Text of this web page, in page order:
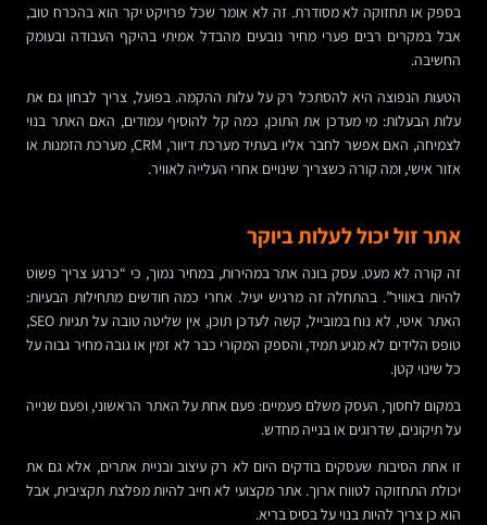
בספק או תחזוקה לא מסודרת. זה לא אומר שכל פרויקט יקר הוא בהכרח טוב,
אבל במקרים רבים פערי מחיר נובעים מהבדל אמיתי בהיקף העבודה ובעומק
החשיבה.
הטעות הנפוצה היא להסתכל רק על עלות ההקמה. בפועל, צריך לבחון גם את
עלות הבעלות: מי מעדכן את התוכן, כמה קל להוסיף עמודים, האם האתר בנוי
לצמיחה, האם אפשר לחבר אליו בעתיד מערכת דיוור, CRM, מערכת הזמנות או
אזור אישי, ומה קורה כשצריך שינויים אחרי העלייה לאוויר.
אתר זול יכול לעלות ביוקר
זה קורה לא מעט. עסק בונה אתר במהירות, במחיר נמוך, כי “כרגע צריך פשוט
להיות באוויר”. בהתחלה זה מרגיש יעיל. אחרי כמה חודשים מתחילות הבעיות:
האתר איטי, לא נוח במובייל, קשה לעדכן תוכן, אין שליטה טובה על תגיות SEO,
טופס הלידים לא מגיע תמיד, והספק המקורי כבר לא זמין או גובה מחיר גבוה על
כל שינוי קטן.
במקום לחסוך, העסק משלם פעמיים: פעם אחת על האתר הראשוני, ופעם שנייה
על תיקונים, שדרוגים או בנייה מחדש.
זו אחת הסיבות שעסקים בודקים היום לא רק עיצוב ובניית אתרים, אלא גם את
יכולת התחזוקה לטווח ארוך. אתר מקצועי לא חייב להיות מפלצת תקציבית, אבל
הוא כן צריך להיות בנוי על בסיס בריא.